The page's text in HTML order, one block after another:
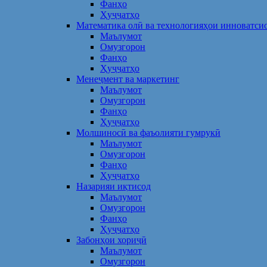
Фанҳо
Ҳуҷҷатҳо
Математика олӣ ва технологияҳои
Маълумот
Омузгорон
Фанҳо
Ҳуҷҷатҳо
Менеҷмент ва маркетинг
Маълумот
Омузгорон
Фанҳо
Ҳуҷҷатҳо
Молшиносӣ ва фаъолияти гумрукӣ
Маълумот
Омузгорон
Фанҳо
Ҳуҷҷатҳо
Назарияи иқтисод
Маълумот
Омузгорон
Фанҳо
Ҳуҷҷатҳо
Забонҳои хориҷӣ
Маълумот
Омузгорон